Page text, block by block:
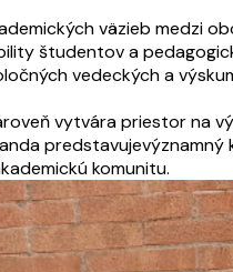
väzieb medzi
študentov a
vedeckých a
vytvára priestor na
komunitu.